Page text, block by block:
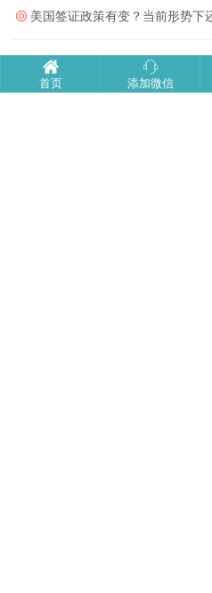
美国签证政策有变？当前形势下
2025年还能入境去美国生孩子吗
首页 添加微信